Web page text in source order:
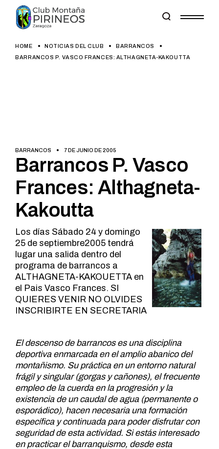
content
HOME NOTICIAS DEL CLUB
BARRANCOS
BARRANCOS P. VASCO FRANCES: ALTHAGNETA-KAKOUTTA
BARRANCOS 7 DE JUNIO DE 2005
Barrancos P. Vasco
Frances: Althagneta-
Kakoutta
Los días Sábado 24 y domingo
25 de septiembre2005 tendrá
lugar una salida dentro del
programa de barrancos a
ALTHAGNETA-KAKOUETTA en
el Pais Vasco Frances. SI
QUIERES VENIR NO OLVIDES
INSCRIBIRTE EN SECRETARIA
El descenso de barrancos es una disciplina
deportiva enmarcada en el amplio abanico del
montañismo. Su práctica en un entorno natural
frágil y singular (gorgas y cañones), el frecuente
empleo de la cuerda en la progresión y la
existencia de un caudal de agua (permanente o
esporádico), hacen necesaria una formación
específica y continuada para poder disfrutar con
seguridad de esta actividad. Si estás interesado
en practicar el barranquismo, desde esta